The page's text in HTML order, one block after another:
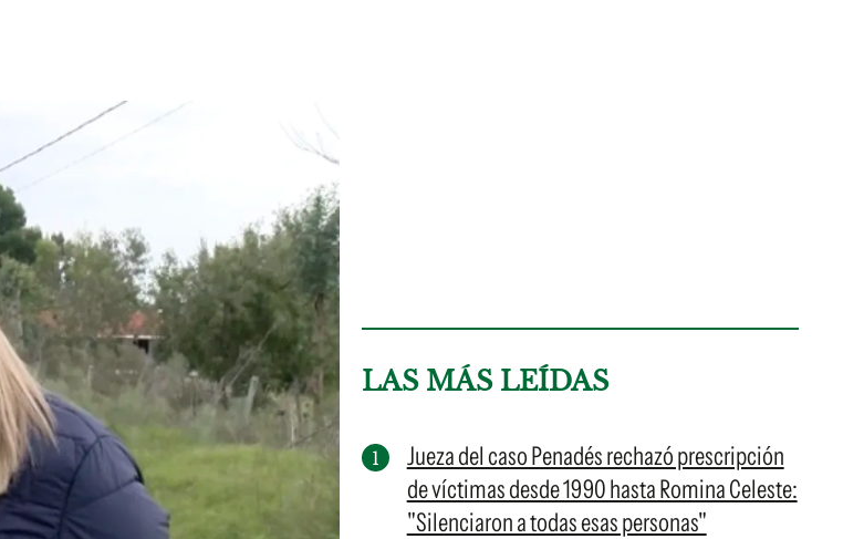
LAS MÁS LEÍDAS
Jueza del caso Penadés rechazó prescripción
de víctimas desde 1990 hasta Romina Celeste:
"Silenciaron a todas esas personas"